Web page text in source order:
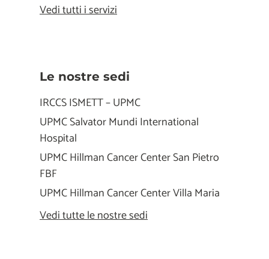
Vedi tutti i servizi
Le nostre sedi
IRCCS ISMETT – UPMC
UPMC Salvator Mundi International
Hospital
UPMC Hillman Cancer Center San Pietro
FBF
UPMC Hillman Cancer Center Villa Maria
Vedi tutte le nostre sedi